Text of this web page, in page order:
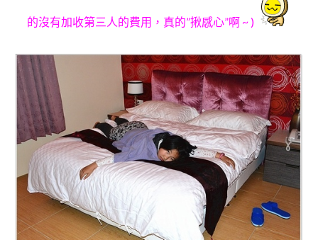
的沒有加收第三人的費用 ，真的”揪感心”啊 ~)